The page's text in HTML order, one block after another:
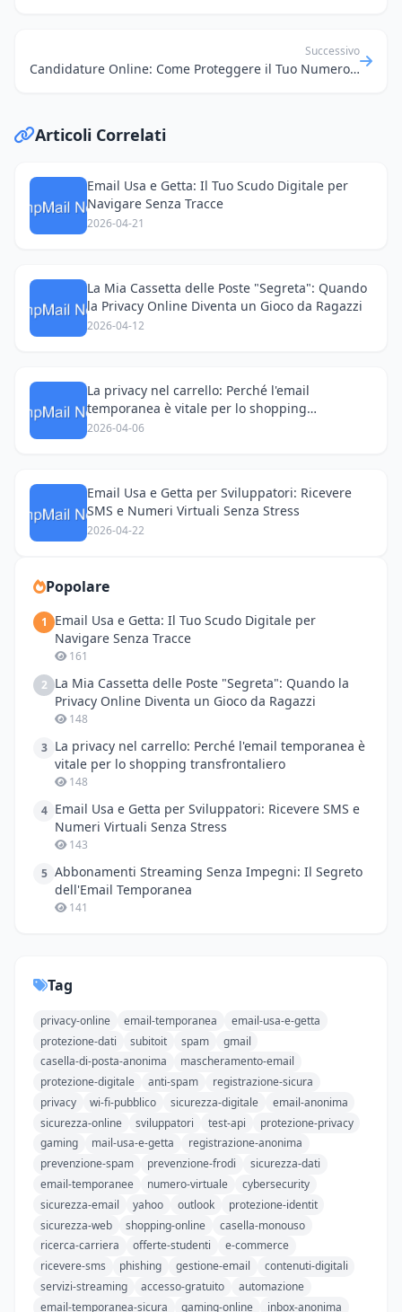
Successivo
Candidature Online: Come Proteggere il Tuo Numero Personale e la Tua Email
Articoli Correlati
Email Usa e Getta: Il Tuo Scudo Digitale per
Navigare Senza Tracce
2026-04-21
La Mia Cassetta delle Poste "Segreta": Quando
la Privacy Online Diventa un Gioco da Ragazzi
2026-04-12
La privacy nel carrello: Perché l'email
temporanea è vitale per lo shopping
transfrontaliero
2026-04-06
Email Usa e Getta per Sviluppatori: Ricevere
SMS e Numeri Virtuali Senza Stress
2026-04-22
Popolare
1
Email Usa e Getta: Il Tuo Scudo Digitale per
Navigare Senza Tracce
161
2 La Mia Cassetta delle Poste "Segreta": Quando la
Privacy Online Diventa un Gioco da Ragazzi
148
3 La privacy nel carrello: Perché l'email temporanea è
vitale per lo shopping transfrontaliero
148
4 Email Usa e Getta per Sviluppatori: Ricevere SMS e
Numeri Virtuali Senza Stress
143
5 Abbonamenti Streaming Senza Impegni: Il Segreto
dell'Email Temporanea
141
Tag
privacy-online email-temporanea
email-usa-e-getta
protezione-dati
subitoit spam
gmail
casella-di-posta-anonima
mascheramento-email
protezione-digitale
anti-spam
registrazione-sicura
privacy
wi-fi-pubblico sicurezza-digitale
email-anonima
sicurezza-online
sviluppatori test-api
protezione-privacy
gaming
mail-usa-e-getta
registrazione-anonima
prevenzione-spam
prevenzione-frodi
sicurezza-dati
email-temporanee
numero-virtuale
cybersecurity
sicurezza-email
yahoo outlook
protezione-identit
sicurezza-web
shopping-online
casella-monouso
ricerca-carriera
offerte-studenti
e-commerce
ricevere-sms
phishing gestione-email
contenuti-digitali
servizi-streaming
accesso-gratuito
automazione
email-temporanea-sicura
gaming-online inbox-anonima